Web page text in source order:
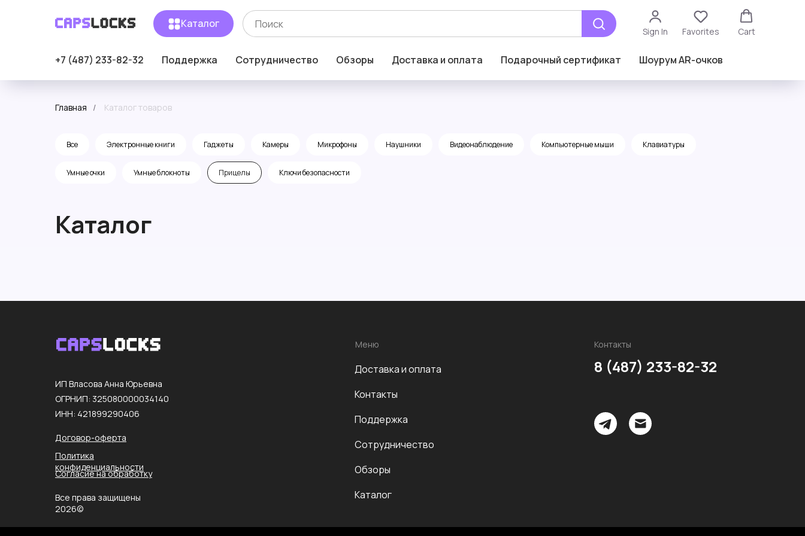
Каталог
Sign In Favorites Cart
+7 (487) 233-82-32 Поддержка Сотрудничество Обзоры Доставка и оплата Подарочный сертификат Шоурум AR-очков
Главная / Каталог товаров
Все Электронные книги Гаджеты Камеры Микрофоны Наушники Видеонаблюдение Компьютерные мыши Клавиатуры
Умные очки Умные блокноты Прицелы Ключи безопасности
Каталог
8 (487) 233-82-32
ИП Власова Анна Юрьевна
Меню Контакты
ОГРНИП: 325080000034140
ИНН: 421899290406
Согласие на обработку
Политика
конфиденциальности
Договор-оферта
Все права защищены
2026©
Доставка и оплата
Контакты
Поддержка
Каталог
Обзоры
Сотрудничество